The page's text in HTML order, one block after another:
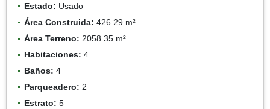
Estado: Usado
Área Construida: 426.29 m²
Área Terreno: 2058.35 m²
Habitaciones: 4
Baños: 4
Parqueadero: 2
Estrato: 5